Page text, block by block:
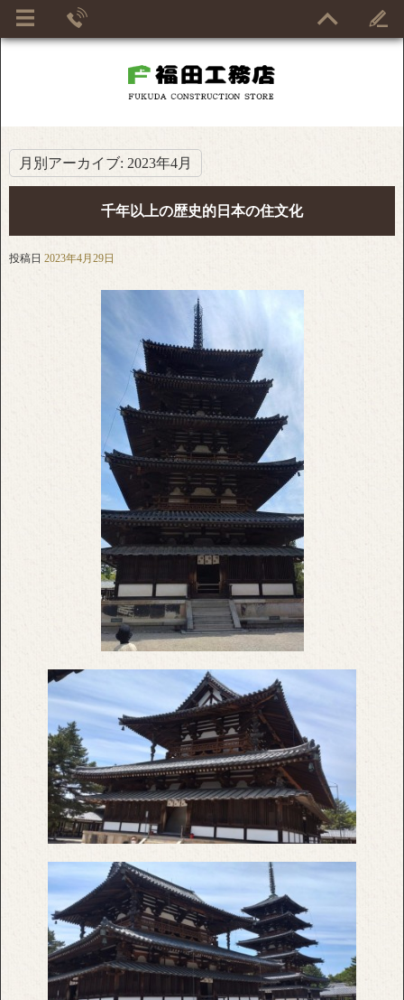
月別アーカイブ: 2023年4月
千年以上の歴史的日本の住文化
投稿日 2023年4月29日